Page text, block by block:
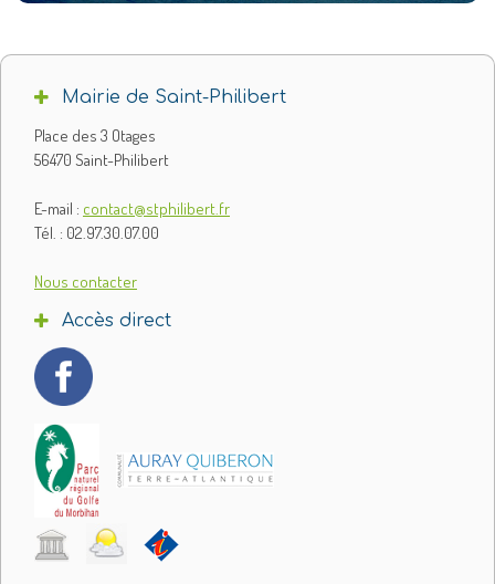
Mairie de Saint-Philibert
Place des 3 Otages
56470 Saint-Philibert
E-mail : contact@stphilibert.fr
Tél. : 02.97.30.07.00
Nous contacter
Accès direct